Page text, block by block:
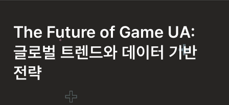
The Future of Game UA:
글로벌 트렌드와 데이터 기반
전략